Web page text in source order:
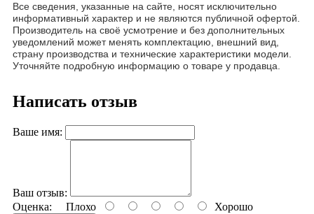
Все сведения, указанные на сайте, носят исключительно
информативный характер и не являются публичной офертой.
Производитель на своё усмотрение и без дополнительных
уведомлений может менять комплектацию, внешний вид,
страну производства и технические характеристики модели.
Уточняйте подробную информацию о товаре у продавца.
Написать отзыв
Ваше имя:
Ваш отзыв:
Оценка: Плохо Хорошо